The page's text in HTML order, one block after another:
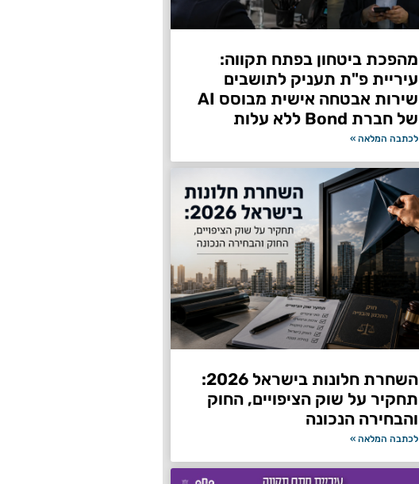
מהפכת ביטחון בפתח תקווה:
עיריית פ"ת תעניק לתושבים
שירות אבטחה אישית מבוסס AI
של חברת Bond ללא עלות
לכתבה המלאה »
השחרת חלונות בישראל 2026:
תחקיר על שוק הציפויים, החוק
והבחירה הנכונה
לכתבה המלאה »